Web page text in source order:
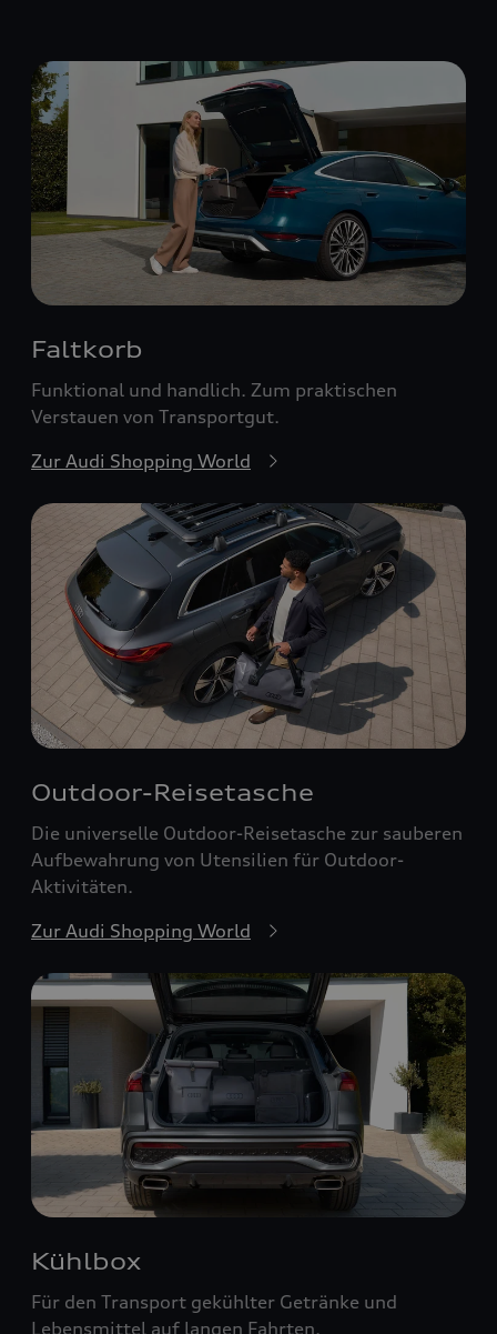
Faltkorb
Funktional und handlich. Zum praktischen
Verstauen von Transportgut.
Zur Audi Shopping World
Outdoor-Reisetasche
Die universelle Outdoor-Reisetasche zur sauberen
Aufbewahrung von Utensilien für Outdoor-
Aktivitäten.
Zur Audi Shopping World
Kühlbox
Für den Transport gekühlter Getränke und
Lebensmittel auf langen Fahrten.